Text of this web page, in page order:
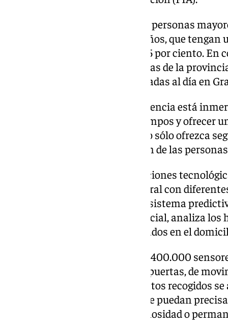
Este servicio atiende también a personas
discapacidad entre los 16 y 65 años, que
reconocido igual o superior al 65 por ciento.
pasado ejercicio 902.211 llamadas de la
de unas 2.465 llamadas gestionadas al día en
El Servicio Andaluz de Teleasistencia está
para adaptarse a los nuevos tiempos y ofrecer
y centrada en la persona, que no sólo ofrezca
facilite también la participación de las
Así, mediante distintas innovaciones
implantando un software integral con
la interacción audiovisual y un sistema
algoritmos de inteligencia artificial, analiza
detectados por sensores instalados en el
De hecho, se instalarán más de 400.000
de toda Andalucía: sensores de puertas, de
temperatura y humedad. Los datos recogidos
cambios comportamentales que puedan
tiempo de sueño, duchas, luminosidad o